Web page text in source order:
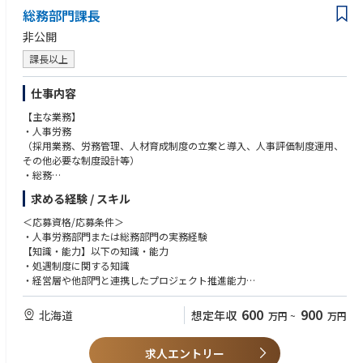
総務部門課長
非公開
課長以上
仕事内容
【主な業務】
・人事労務
（採用業務、労務管理、人材育成制度の立案と導入、人事評価制度運用、
その他必要な制度設計等）
・総務
（契約管理、総会・理事会運営、コンプライアンス体制確立、規約の制
定、システム導入・管理、組織ルール制定等）
■DMO登録に向けて組織や事業が急拡大する中、経営陣との強固な信頼関
係を構築し、人事労務、総務の分野を総合的にマネジメントしていただき
ます。
全体最適の視点で内部体制の強化を図るとともに、採用や労務管理、人材
育成制度の立案・導入、各種制度設計等の業務推進にあたっては、自主性
析・評価し、提案する力が求められます。組織を支える重要なポジション
を担っていただきます。
求める経験 / スキル
＜応募資格/応募条件＞
・人事労務部門または総務部門の実務経験
【知識・能力】以下の知識・能力
・処遇制度に関する知識
・経営層や他部門と連携したプロジェクト推進能力
・業務改善、効率化に関する知識
＜歓迎要件＞
・新規部門の立ち上げや新制度整備の経験
・業務改善ツール・制度の導入、AIの活用、BIツールの活用経験
・語学力（英語：日常会話程度～）
北海道 想定年収 600 万円 ~ 900 万円
求人エントリー